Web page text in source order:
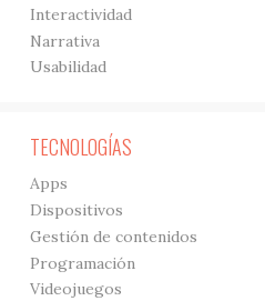
Interactividad
Narrativa
Usabilidad
TECNOLOGÍAS
Apps
Dispositivos
Gestión de contenidos
Programación
Videojuegos